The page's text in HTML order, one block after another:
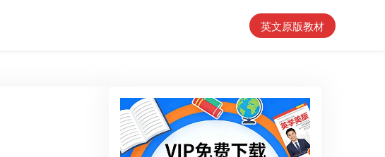
英文原版教材